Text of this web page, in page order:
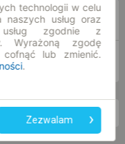
technologii w celu
naszych usług oraz
usług zgodnie z
Wyrażoną zgodę
lub zmienić.
.
Zezwalam